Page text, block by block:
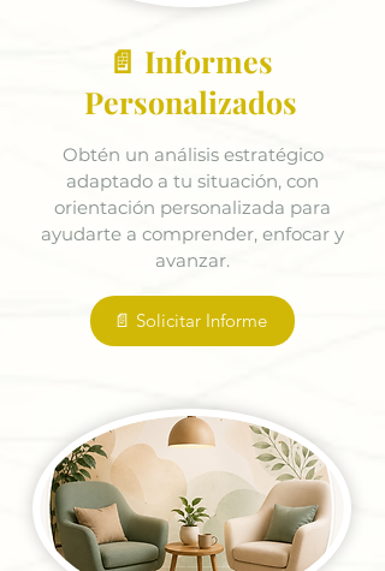
📄 Informes
Personalizados
Obtén un análisis estratégico
adaptado a tu situación, con
orientación personalizada para
ayudarte a comprender, enfocar y
avanzar.
📄 Solicitar Informe